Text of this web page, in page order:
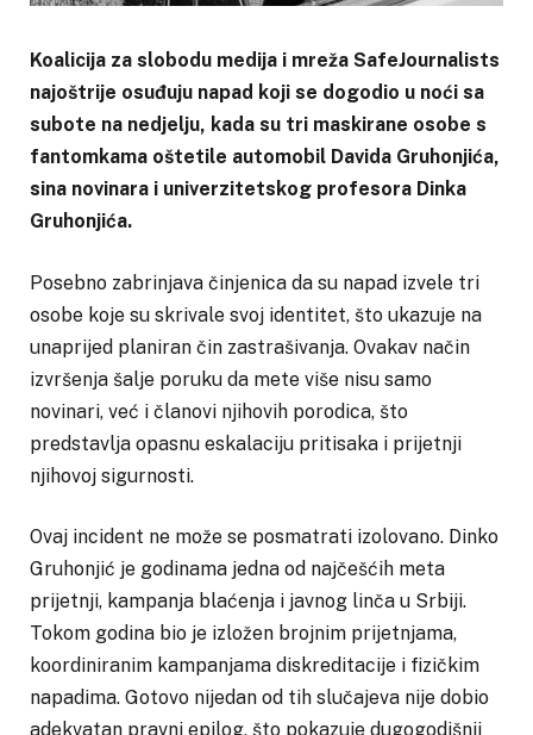
Koalicija za slobodu medija i mreža SafeJournalists
najoštrije osuđuju napad koji se dogodio u noći sa
subote na nedjelju, kada su tri maskirane osobe s
fantomkama oštetile automobil Davida Gruhonjića,
sina novinara i univerzitetskog profesora Dinka
Gruhonjića.
Posebno zabrinjava činjenica da su napad izvele tri
osobe koje su skrivale svoj identitet, što ukazuje na
unaprijed planiran čin zastrašivanja. Ovakav način
izvršenja šalje poruku da mete više nisu samo
novinari, već i članovi njihovih porodica, što
predstavlja opasnu eskalaciju pritisaka i prijetnji
njihovoj sigurnosti.
Ovaj incident ne može se posmatrati izolovano. Dinko
Gruhonjić je godinama jedna od najčešćih meta
prijetnji, kampanja blaćenja i javnog linča u Srbiji.
Tokom godina bio je izložen brojnim prijetnjama,
koordiniranim kampanjama diskreditacije i fizičkim
napadima. Gotovo nijedan od tih slučajeva nije dobio
adekvatan pravni epilog, što pokazuje dugogodišnji